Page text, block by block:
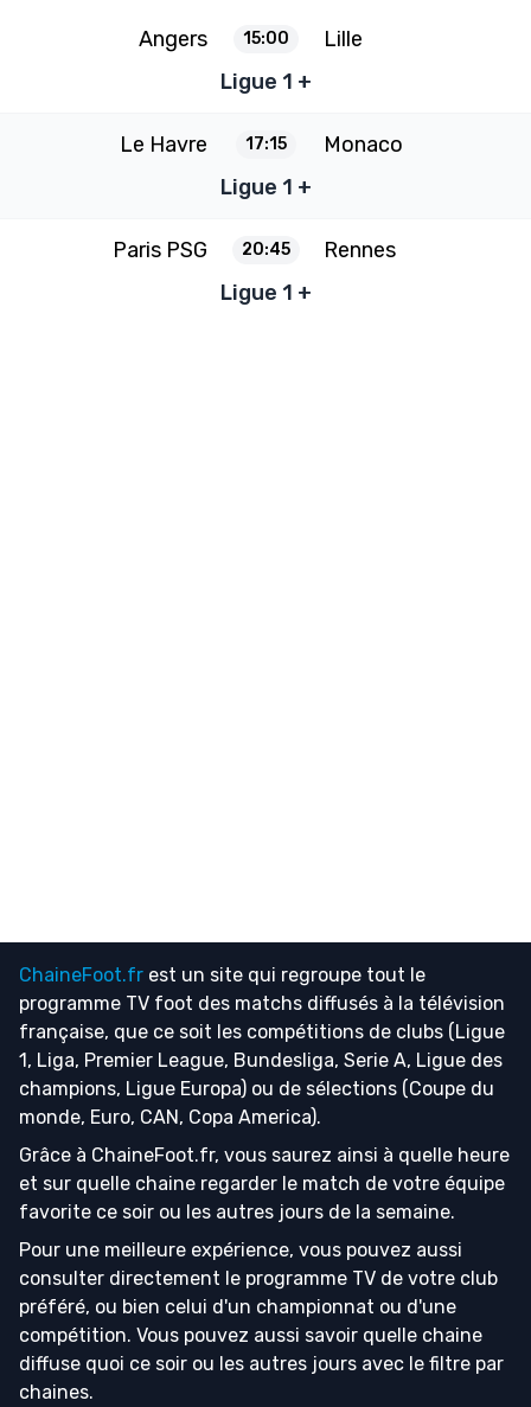
Angers 15:00
Lille
Ligue 1 +
Le Havre 17:15
Monaco
Ligue 1 +
Paris PSG 20:45
Rennes
Ligue 1 +
ChaineFoot.fr est un site qui regroupe tout le
programme TV foot des matchs diffusés à la télévision
française, que ce soit les compétitions de clubs (Ligue
1, Liga, Premier League, Bundesliga, Serie A, Ligue des
champions, Ligue Europa) ou de sélections (Coupe du
monde, Euro, CAN, Copa America).
Grâce à ChaineFoot.fr, vous saurez ainsi à quelle heure
et sur quelle chaine regarder le match de votre équipe
favorite ce soir ou les autres jours de la semaine.
Pour une meilleure expérience, vous pouvez aussi
consulter directement le programme TV de votre club
préféré, ou bien celui d'un championnat ou d'une
compétition. Vous pouvez aussi savoir quelle chaine
diffuse quoi ce soir ou les autres jours avec le filtre par
chaines.